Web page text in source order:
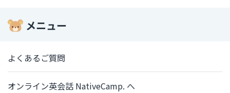
メニュー
よくあるご質問
オンライン英会話 NativeCamp. へ